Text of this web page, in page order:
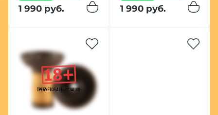
1 990 руб. 1 990 руб.